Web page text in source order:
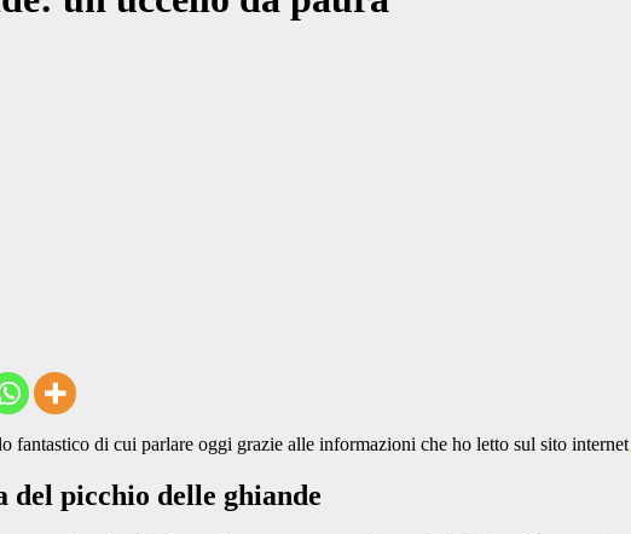
fantastico di cui parlare oggi grazie alle informazioni che ho letto sul sito internet
del picchio delle ghiande